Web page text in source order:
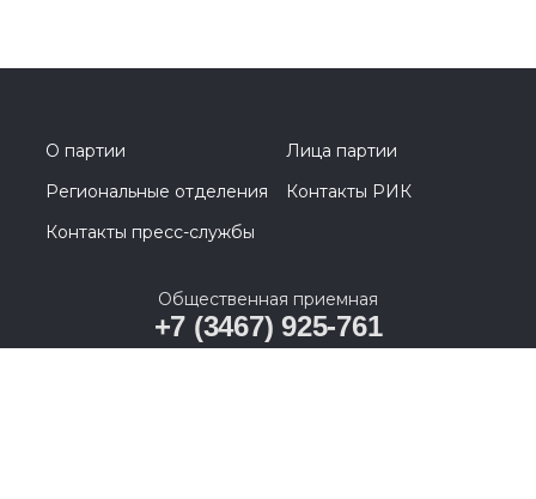
О партии
Лица партии
Региональные отделения
Контакты РИК
Контакты пресс-службы
Общественная приемная
+7 (3467) 925-761